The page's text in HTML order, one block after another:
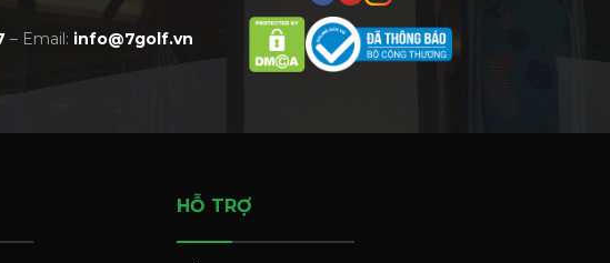
– Email: info@7golf.vn
HỖ TRỢ